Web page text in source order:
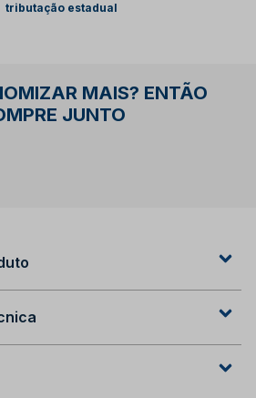
tributação estadual
MAIS? ENTÃO
JUNTO